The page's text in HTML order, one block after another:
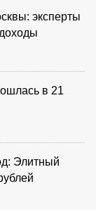
эксперты
в 21
Элитный